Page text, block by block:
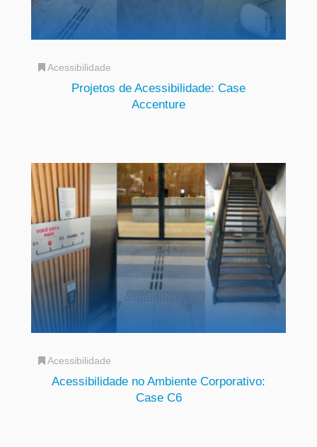
Acessibilidade
Projetos de Acessibilidade: Case
Accenture
Acessibilidade
Acessibilidade no Ambiente Corporativo:
Case C6